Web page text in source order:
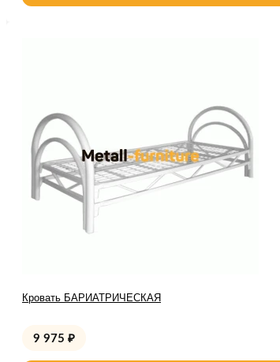
Кровать БАРИАТРИЧЕСКАЯ
9 975 ₽